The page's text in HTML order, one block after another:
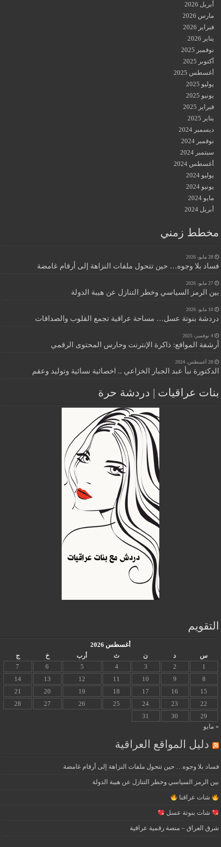
أبريل 2026
مارس 2026
فبراير 2026
يناير 2026
نوفمبر 2025
أكتوبر 2025
أغسطس 2025
يوليو 2025
يونيو 2025
فبراير 2025
يناير 2025
ديسمبر 2024
نوفمبر 2024
سبتمبر 2024
أغسطس 2024
يوليو 2024
يونيو 2024
مايو 2024
أبريل 2024
مخطط زمني
28 مايو، 2026
فساد بلا وجوه… حين تتحول ملفات النزاهة إلى أرقام غامضة
27 مايو، 2026
بين الرمز السياسي وخطر التنازل عن هيبة الدولة
10 مايو، 2026
دردشة بنوتة عسل… مساحة عراقية تجمع القلوب والصداقات
4 نوفمبر، 2025
أرشفة المواقع: ذاكرة الإنترنت وحارس المحتوى الرقمي
28 أغسطس، 2024
الدكتورة نبأ عبد الجبار الخزاعي .. اخصائية نسائية وتوليد وعقم
بنات عراقيات | دردشة حرة
التقويم
أغسطس 2026
س
د ن ث أرب خ
ج
1
2
3
4
5
6
7
8
9
10
11
12
13
14
15
16
17
18
19
20
21
22
23
24
25
26
27
28
29
30
31
« مايو
دليل المواقع العراقية
فساد بلا وجوه… حين تتحول ملفات النزاهة إلى أرقام غامضة
بين الرمز السياسي وخطر التنازل عن هيبة الدولة
شات عراقنا
شات بنوتة عسل
شرق العراق – منصة رقمية عراقية